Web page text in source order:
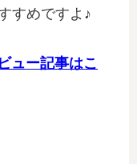
すめですよ♪
ュー記事はこ